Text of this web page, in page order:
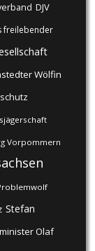
DJV
freilebender
Wölfin
Vorpommern
Stefan
Olaf